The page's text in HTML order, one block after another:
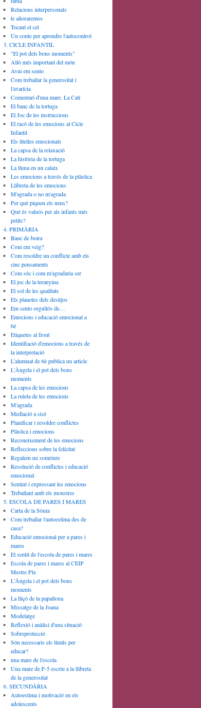
Relacions interpersonals
te añoraremos
Tocant el cel
Un conte per aprendre l'autocontrol
3. CICLE INFANTIL
"El pot dels bons moments"
Allò més important del món
Avui em sento
Com treballar la generositat i
l'avarícia
Comentari d'una mare. La Cati
El banc de la tortuga
El Joc de les instruccions
El racó de les emocions al Cicle
Infantil
Els titelles emocionals
La capsa de la relaxació
La història de la tortuga
La lluna en un calaix
Les emocions a través de la plàstica
Llibreta de les emocions
M'agrada o no m'agrada
Per què piquen els nens?
Què és valuós per als infants més
petits?
4. PRIMÀRIA
Banc de boira
Com em veig?
Com resoldre un conflicte amb els
cinc pensaments
Com sóc i com m'agradaria ser
El joc de la teranyina
El sol de les qualitats
Els planetes dels desitjos
Em sento orgullós de…
Emocions i educació emocional a
6è
Etiquetes al front
Identifiació d'emocions a través de
la interpretació
L'alumnat de 6è publica un article
L'Àngela i el pot dels bons
moments
La capsa de les emocions
La ruleta de les emocions
M'agrada
Mediació a sisè
Planificar i resoldre conflictes
Plàstica i emocions
Reconeixement de les emocions
Refleccions sobre la felicitat
Regalem un somriure
Resolució de conflictes i educació
emocional
Sentint i expressant les emocions
Treballant amb els monstres
5. ESCOLA DE PARES I MARES
Carta de la Sònia
Com treballar l'autoestima des de
casa?
Educació emocional per a pares i
mares
El sentit de l'escola de pares i mares
Escola de pares i mares al CEIP
Mestre Pla
L'Àngela i el pot dels bons
moments
La lliçó de la papallona
Missatge de la Joana
Modelatge
Reflexió i anàlisi d'una situació
Sobreprotecció
Són necessaris els límits per
educar?
una mare de l'escola
Una mare de P-5 escriu a la llibreta
de la generositat
6. SECUNDÀRIA
Autoestima i motivació en els
adolescents